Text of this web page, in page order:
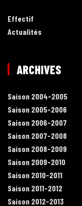
Effectif
Actualités
ARCHIVES
Saison 2004-2005
Saison 2005-2006
Saison 2006-2007
Saison 2007-2008
Saison 2008-2009
Saison 2009-2010
Saison 2010-2011
Saison 2011-2012
Saison 2012-2013